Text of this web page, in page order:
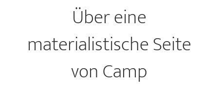
Über eine
materialistische Seite
von Camp